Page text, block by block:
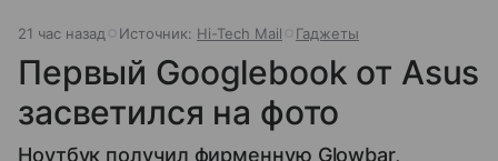
21 час назад Источник: Hi-Tech Mail Гаджеты
Первый Googlebook от Asus
засветился на фото
Ноутбук получил фирменную Glowbar,